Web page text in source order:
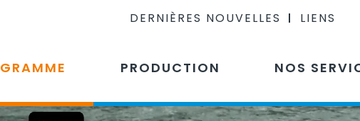
DERNIÈRES NOUVELLES LIENS
PRODUCTION NOS